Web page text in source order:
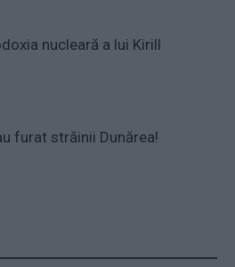
nucleară a lui Kirill
furat străinii Dunărea!